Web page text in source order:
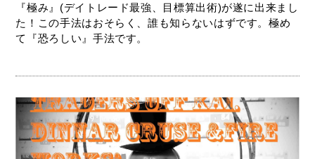
『極み』(デイトレード最強、目標算出術)が遂に出来まし
た！この手法はおそらく、誰も知らないはずです。極め
て『恐ろしい』手法です。